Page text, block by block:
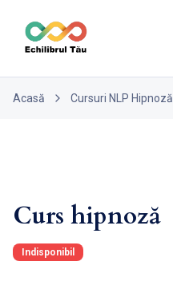
Acasă Cursuri NLP Hipnoză
Curs hipnoză
Indisponibil